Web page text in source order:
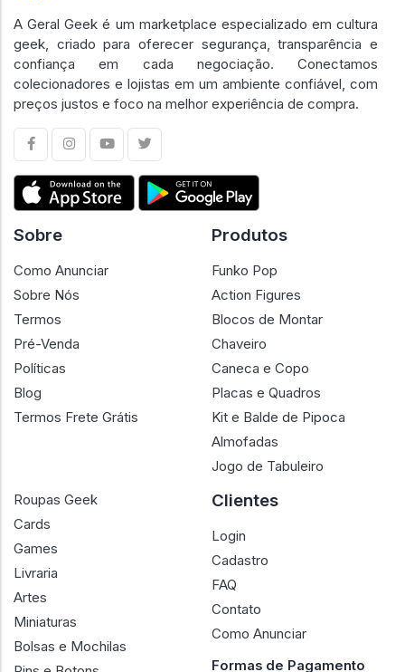
A Geral Geek é um marketplace especializado em cultura
geek, criado para oferecer segurança, transparência e
confiança em cada negociação. Conectamos
colecionadores e lojistas em um ambiente confiável, com
preços justos e foco na melhor experiência de compra.
Sobre
Como Anunciar
Sobre Nós
Termos
Pré-Venda
Políticas
Blog
Termos Frete Grátis
Produtos
Funko Pop
Action Figures
Blocos de Montar
Chaveiro
Caneca e Copo
Placas e Quadros
Kit e Balde de Pipoca
Almofadas
Jogo de Tabuleiro
Roupas Geek
Cards
Games
Livraria
Artes
Miniaturas
Bolsas e Mochilas
Clientes
Login
Cadastro
FAQ
Contato
Como Anunciar
Formas de Pagamento